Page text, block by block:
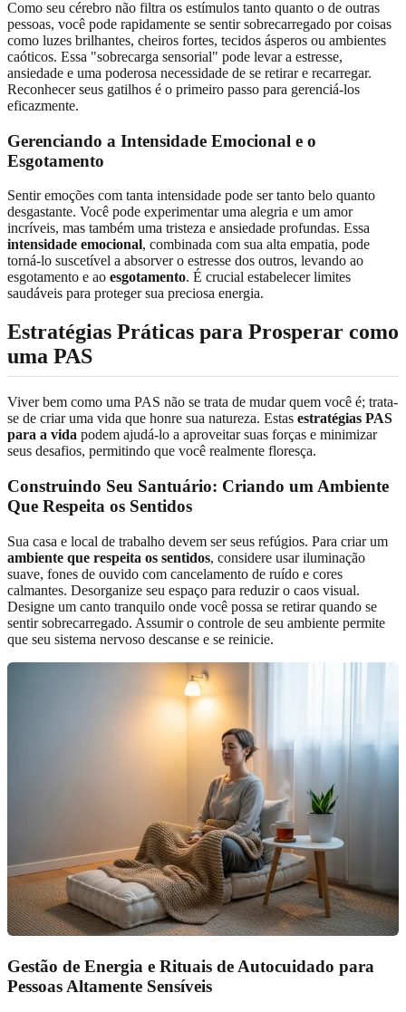
Como seu cérebro não filtra os estímulos tanto quanto o de outras
pessoas, você pode rapidamente se sentir sobrecarregado por coisas
como luzes brilhantes, cheiros fortes, tecidos ásperos ou ambientes
caóticos. Essa "sobrecarga sensorial" pode levar a estresse,
ansiedade e uma poderosa necessidade de se retirar e recarregar.
Reconhecer seus gatilhos é o primeiro passo para gerenciá-los
eficazmente.
Gerenciando a Intensidade Emocional e o
Esgotamento
Sentir emoções com tanta intensidade pode ser tanto belo quanto
desgastante. Você pode experimentar uma alegria e um amor
incríveis, mas também uma tristeza e ansiedade profundas. Essa
intensidade emocional, combinada com sua alta empatia, pode
torná-lo suscetível a absorver o estresse dos outros, levando ao
esgotamento e ao esgotamento. É crucial estabelecer limites
saudáveis para proteger sua preciosa energia.
Estratégias Práticas para Prosperar como
uma PAS
Viver bem como uma PAS não se trata de mudar quem você é; trata-
se de criar uma vida que honre sua natureza. Estas estratégias PAS
para a vida podem ajudá-lo a aproveitar suas forças e minimizar
seus desafios, permitindo que você realmente floresça.
Construindo Seu Santuário: Criando um Ambiente
Que Respeita os Sentidos
Sua casa e local de trabalho devem ser seus refúgios. Para criar um
ambiente que respeita os sentidos, considere usar iluminação
suave, fones de ouvido com cancelamento de ruído e cores
calmantes. Desorganize seu espaço para reduzir o caos visual.
Designe um canto tranquilo onde você possa se retirar quando se
sentir sobrecarregado. Assumir o controle de seu ambiente permite
que seu sistema nervoso descanse e se reinicie.
Gestão de Energia e Rituais de Autocuidado para
Pessoas Altamente Sensíveis